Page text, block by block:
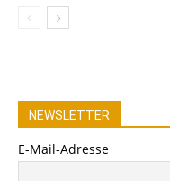
NEWSLETTER
E-Mail-Adresse